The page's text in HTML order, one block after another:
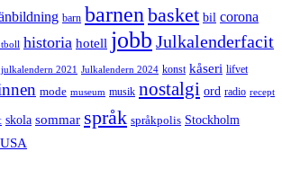
barn barnen basket bil corona
historia hotell jobb Julkalenderfacit
julkalendern 2021 Julkalendern 2024 konst kåseri lifvet
mode museum musik nostalgi ord radio recept
skola sommar språk språkpolis Stockholm
USA